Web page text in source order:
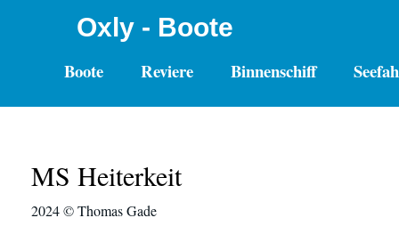
Oxly - Boote
Boote Reviere Binnenschiff
MS Heiterkeit
2024 © Thomas Gade